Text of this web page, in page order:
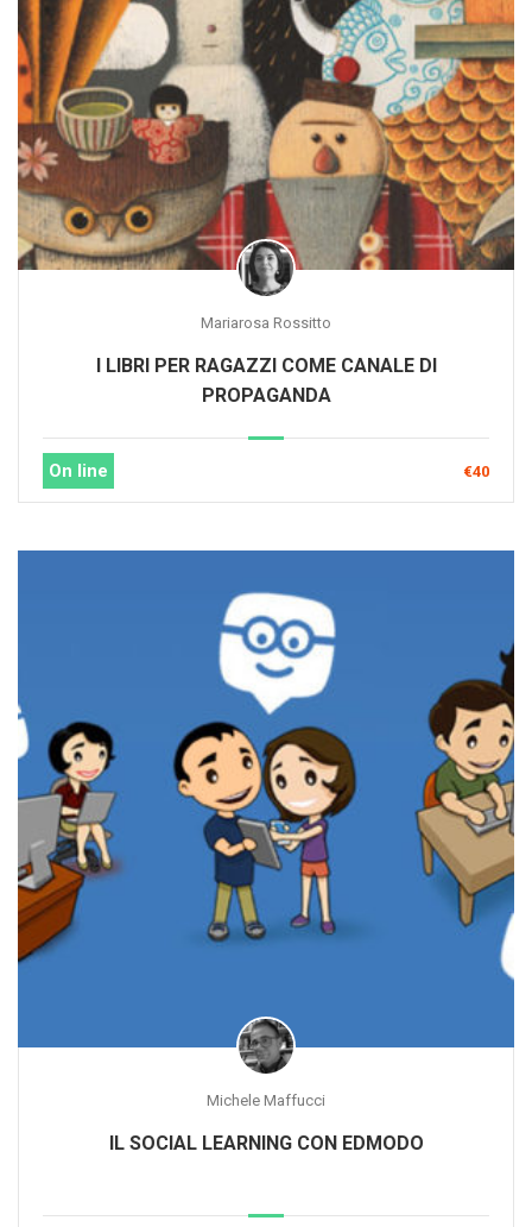
Mariarosa Rossitto
I LIBRI PER RAGAZZI COME CANALE DI
PROPAGANDA
On line €40
Michele Maffucci
IL SOCIAL LEARNING CON EDMODO